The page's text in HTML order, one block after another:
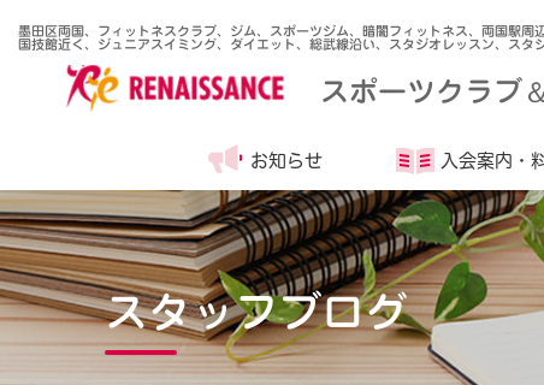
墨田区両国、フィットネスクラブ、ジム、スポーツジム、暗闇フィットネス、両国駅周
国技館近く、ジュニアスイミング、ダイエット、総武線沿い、スタジオレッスン、スタ
スポーツクラブ
お知らせ 入会案内・
スタッフブログ